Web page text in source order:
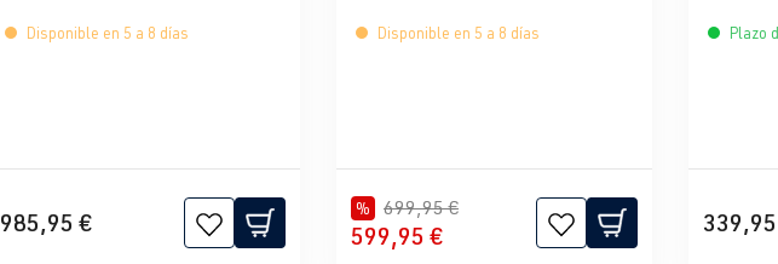
Disponible en 5 a 8 días
985,95 €
Disponible en 5 a 8 días
% 699,95 €
599,95 €
Plazo